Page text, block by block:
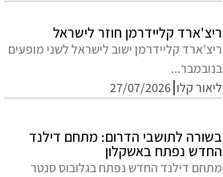
ריצ'ארד קליידרמן חוזר לישראל
ריצ'ארד קליידרמן ישוב לישראל לשני מופעים
בנובמבר...
ליאור קלו 27/07/2026
בשורה לתושבי הדרום: מתחם דילנד
החדש נפתח באשקלון
מתחם דילנד החדש נפתח בגלובוס סנטר